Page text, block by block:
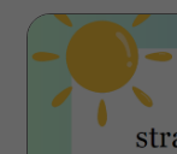
Strandliv